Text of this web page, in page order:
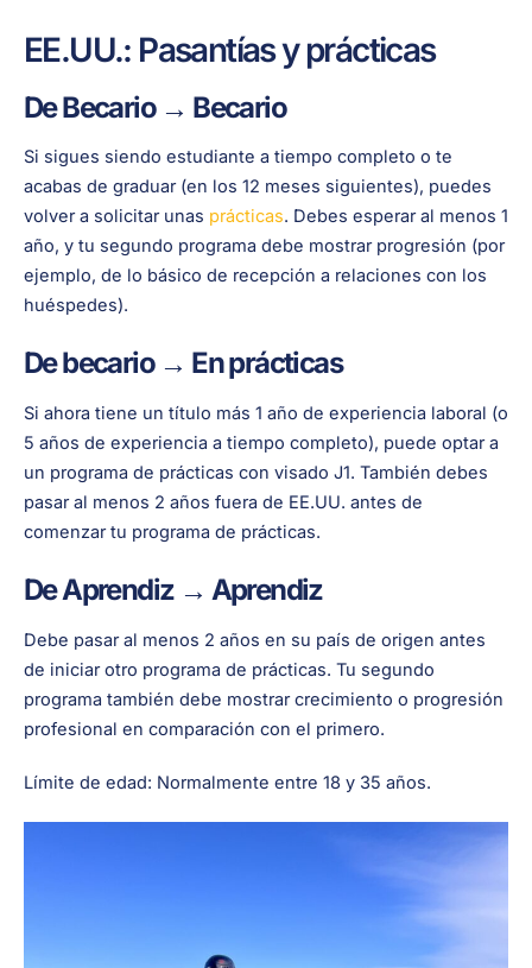
EE.UU.: Pasantías y prácticas
De Becario → Becario
Si sigues siendo estudiante a tiempo completo o te
acabas de graduar (en los 12 meses siguientes), puedes
volver a solicitar unas prácticas. Debes esperar al menos 1
año, y tu segundo programa debe mostrar progresión (por
ejemplo, de lo básico de recepción a relaciones con los
huéspedes).
De becario → En prácticas
Si ahora tiene un título más 1 año de experiencia laboral (o
5 años de experiencia a tiempo completo), puede optar a
un programa de prácticas con visado J1. También debes
pasar al menos 2 años fuera de EE.UU. antes de
comenzar tu programa de prácticas.
De Aprendiz → Aprendiz
Debe pasar al menos 2 años en su país de origen antes
de iniciar otro programa de prácticas. Tu segundo
programa también debe mostrar crecimiento o progresión
profesional en comparación con el primero.
Límite de edad: Normalmente entre 18 y 35 años.